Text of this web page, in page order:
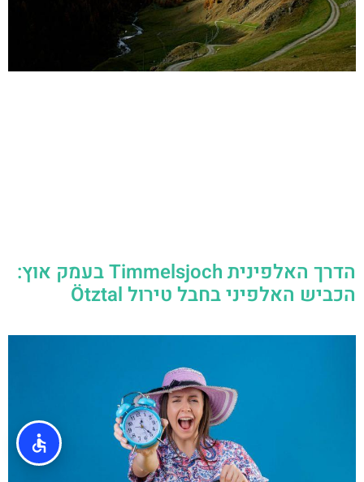
הדרך האלפינית Timmelsjoch בעמק אוץ:
הכביש האלפיני בחבל טירול Ötztal